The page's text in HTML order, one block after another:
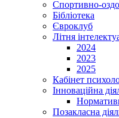
Спортивно-
Бібліотека
Євроклуб
Літня
2024
2023
2025
Кабінет
Інноваційна
Позакласна